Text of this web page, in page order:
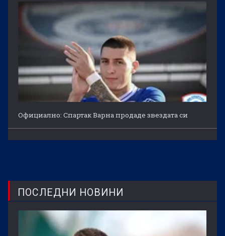
Официално: Спартак Варна продаде звездата си
ПОСЛЕДНИ НОВИНИ